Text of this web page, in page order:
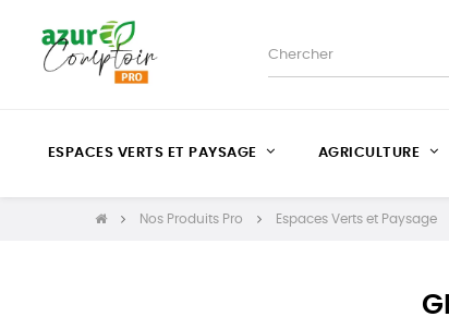
ESPACES VERTS ET PAYSAGE AGRICULTURE
Nos Produits Pro Espaces Verts et Paysage